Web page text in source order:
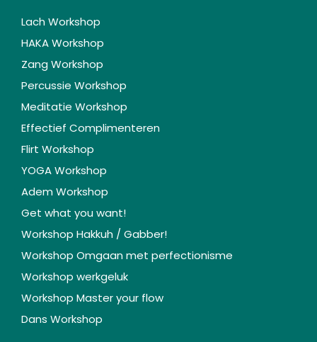
Lach Workshop
HAKA Workshop
Zang Workshop
Percussie Workshop
Meditatie Workshop
Effectief Complimenteren
Flirt Workshop
YOGA Workshop
Adem Workshop
Get what you want!
Workshop Hakkuh / Gabber!
Workshop Omgaan met perfectionisme
Workshop werkgeluk
Workshop Master your flow
Dans Workshop